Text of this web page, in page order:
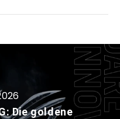
Die goldene